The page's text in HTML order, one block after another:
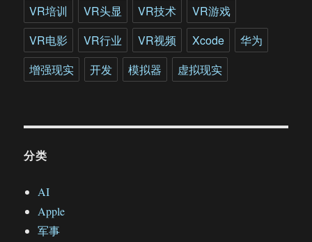
VR培训
VR头显 VR技术
VR游戏
VR电影
VR行业 VR视频 Xcode
华为
增强现实
开发 模拟器 虚拟现实
分类
AI
Apple
军事